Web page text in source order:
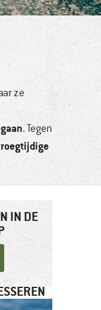
ze
. Tegen
IN DE